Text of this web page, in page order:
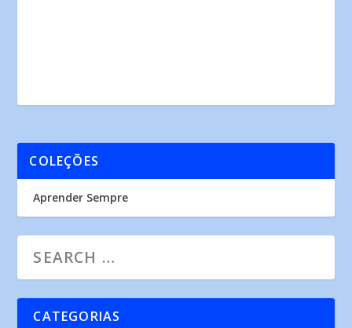
COLEÇÕES
Aprender Sempre
CATEGORIAS